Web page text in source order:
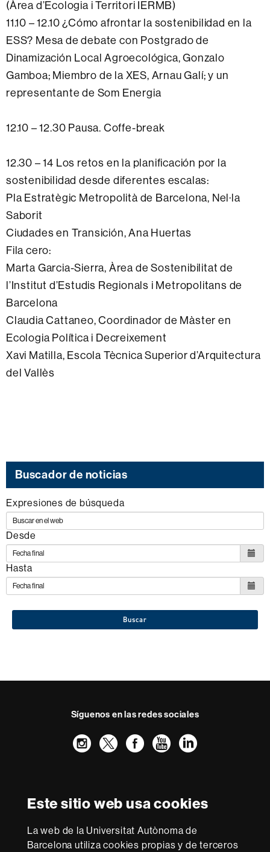
Este sitio web usa cookies
La web de la Universitat Autònoma de
Barcelona utiliza cookies propias y de terceros
(Àrea d’Ecologia i Territori IERMB)
11.10 – 12.10 ¿Cómo afrontar la sostenibilidad en la
ESS? Mesa de debate con Postgrado de
Dinamización Local Agroecológica, Gonzalo
Gamboa; Miembro de la XES, Arnau Galí; y un
representante de Som Energia
12.10 – 12.30 Pausa. Coffe-break
12.30 – 14 Los retos en la planificación por la
sostenibilidad desde diferentes escalas:
Pla Estratègic Metropolità de Barcelona, Nel·la
Saborit
Ciudades en Transición, Ana Huertas
Fila cero:
Marta Garcia-Sierra, Àrea de Sostenibilitat de
l’Institut d’Estudis Regionals i Metropolitans de
Barcelona
Claudia Cattaneo, Coordinador de Màster en
Ecologia Política i Decreixement
Xavi Matilla, Escola Tècnica Superior d’Arquitectura
del Vallès
Buscador de noticias
Expresiones de búsqueda
Desde
Hasta
Buscar
Síguenos en las redes sociales
Instagram
TwitterFacebook
Youtube
LinkedIn
Excellence
Research
-
Con la financiación de